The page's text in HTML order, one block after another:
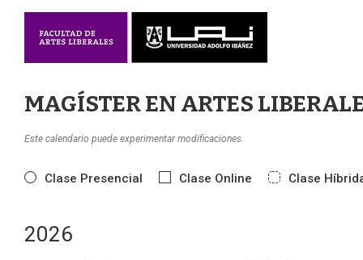
MAGÍSTER EN ARTES
Este calendario puede experimentar modificaciones.
Clase Presencial Clase Online Clase
2026